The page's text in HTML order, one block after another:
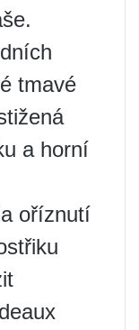
tmavé
a horní
oříznutí